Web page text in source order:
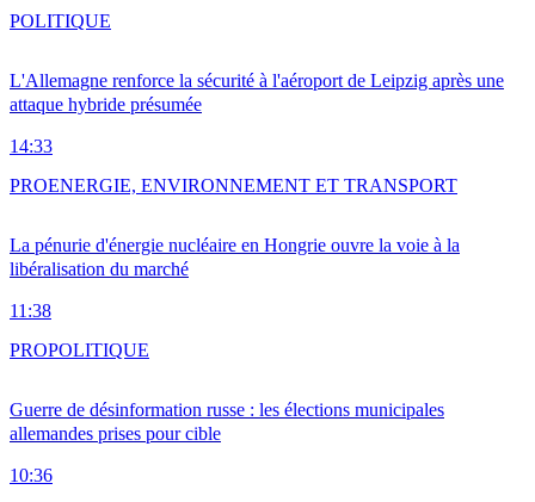
L'Allemagne renforce la sécurité à l'aéroport de Leipzig après une
attaque hybride présumée
14:33
POLITIQUE
La pénurie d'énergie nucléaire en Hongrie ouvre la voie à la
libéralisation du marché
11:38
PROENERGIE, ENVIRONNEMENT ET TRANSPORT
Guerre de désinformation russe : les élections municipales
allemandes prises pour cible
10:36
PROPOLITIQUE